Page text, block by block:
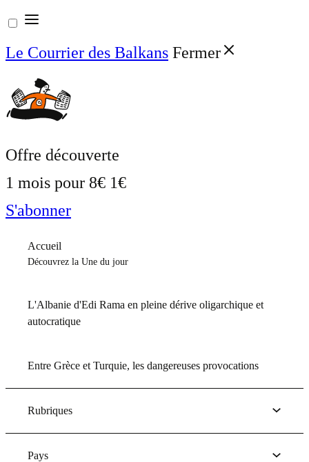
Aller
au
contenu
Le Courrier des Balkans Fermer
Offre découverte
1 mois pour 8€ 1€
S'abonner
Accueil
Découvrez la Une du jour
L'Albanie d'Edi Rama en pleine dérive oligarchique et
autocratique
Entre Grèce et Turquie, les dangereuses provocations
Rubriques
Pays